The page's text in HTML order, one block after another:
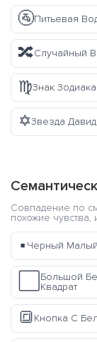
🚰Питьевая
🔀Случайный
♍Знак
✡️Звезда
Совпадение по
похожие чувства,
▪️ Черный
Большой
Квадрат
🔳Кнопка С